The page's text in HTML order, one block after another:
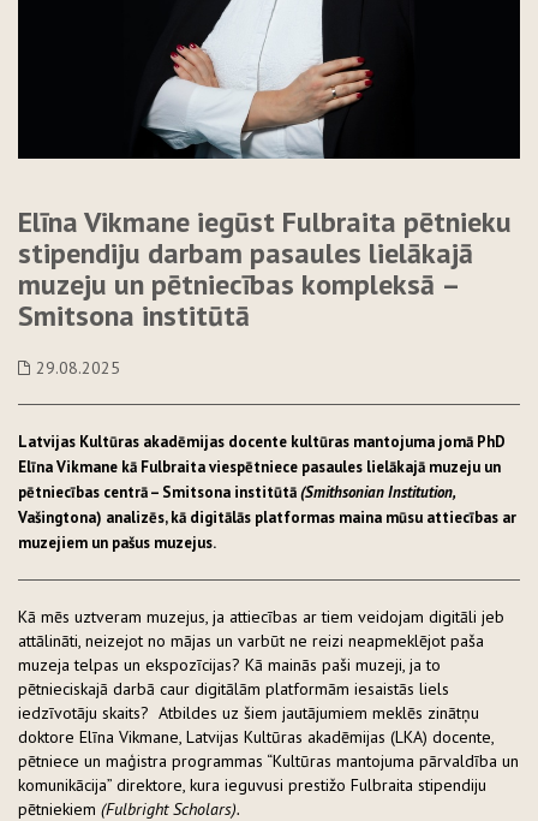
Elīna Vikmane iegūst Fulbraita pētnieku
stipendiju darbam pasaules lielākajā
muzeju un pētniecības kompleksā –
Smitsona institūtā
29.08.2025
Latvijas Kultūras akadēmijas docente kultūras mantojuma jomā PhD
Elīna Vikmane kā Fulbraita viespētniece pasaules lielākajā muzeju un
pētniecības centrā – Smitsona institūtā(Smithsonian Institution,
Vašingtona) analizēs, kā digitālās platformas maina mūsu attiecības ar
muzejiem un pašus muzejus.
Kā mēs uztveram muzejus, ja attiecības ar tiem veidojam digitāli jeb
attālināti, neizejot no mājas un varbūt ne reizi neapmeklējot paša
muzeja telpas un ekspozīcijas? Kā mainās paši muzeji, ja to
pētnieciskajā darbā caur digitālām platformām iesaistās liels
iedzīvotāju skaits? Atbildes uz šiem jautājumiem meklēs zinātņu
doktore Elīna Vikmane, Latvijas Kultūras akadēmijas (LKA) docente,
pētniece un maģistra programmas “Kultūras mantojuma pārvaldība un
komunikācija” direktore, kura ieguvusi prestižo Fulbraita stipendiju
pētniekiem (Fulbright Scholars).